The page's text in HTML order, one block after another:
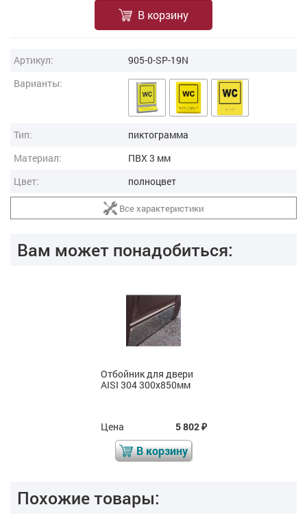
В корзину
Артикул:
905-0-SP-19N
Варианты:
Тип:
пиктограмма
Материал:
ПВХ 3 мм
Цвет:
полноцвет
Все характеристики
Вам может понадобиться:
Отбойник для двери
AISI 304 300х850мм
Цена 5 802₽
В корзину
Похожие товары: